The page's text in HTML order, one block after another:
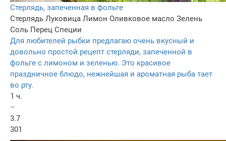
Стерлядь, запеченная в фольге
Стерлядь Луковица Лимон Оливковое масло Зелень
Соль Перец Специи
Для любителей рыбки предлагаю очень вкусный и
довольно простой рецепт стерляди, запеченной в
фольге с лимоном и зеленью. Это красивое
праздничное блюдо, нежнейшая и ароматная рыба тает
во рту.
1 ч.
–
3.7
301